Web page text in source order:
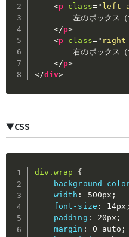
<p class=" left-
左のボックス
</p>
<p class="
右のボックス
</p>
</div>
▼CSS
div.wrap
{
background-
width : 500px ;
font-size : 14px ;
padding : 20px ;
margin : 0 auto ;